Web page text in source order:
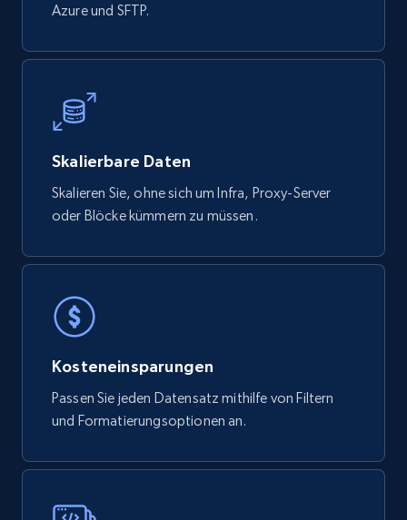
Azure und SFTP.
Skalierbare Daten
Skalieren Sie, ohne sich um Infra, Proxy-Server
oder Blöcke kümmern zu müssen.
Kosteneinsparungen
Passen Sie jeden Datensatz mithilfe von Filtern
und Formatierungsoptionen an.